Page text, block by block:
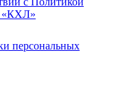
«КХЛ»
персональных